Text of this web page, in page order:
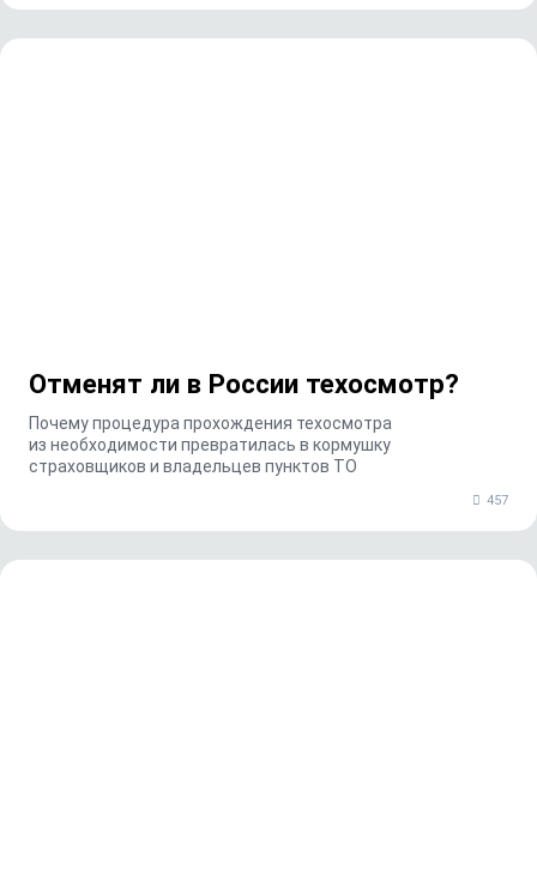
Отменят ли в России техосмотр?
Почему процедура прохождения техосмотра
из необходимости превратилась в кормушку
страховщиков и владельцев пунктов ТО
457